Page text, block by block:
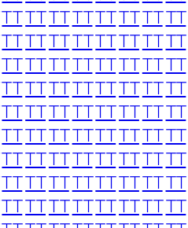
TTTTTTTTTTTTTTTT
TTTTTTTTTTTTTTTT
TTTTTTTTTTTTTTTT
TTTTTTTTTTTTTTTT
TTTTTTTTTTTTTTTT
TTTTTTTTTTTTTTTT
TTTTTTTTTTTTTTTT
TTTTTTTTTTTTTTTT
TTTTTTTTTTTTTTTT